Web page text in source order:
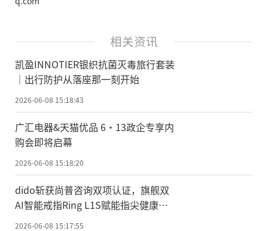
相关资讯
凯盈INNOTIER银织抗菌灭毒旅行套装
｜出行防护从落座那一刻开始
2026-06-08 15:18:43
广汇电器&天猫优品 6・13政企专享内
购会即将启幕
2026-06-08 15:18:20
dido斩获尚普咨询双项认证，旗舰双
AI智能戒指Ring L1S赋能指尖健康新
2026-06-08 15:17:55